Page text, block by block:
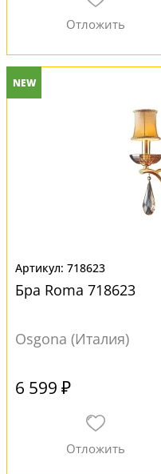
NEW
718623
Бра Roma 718623
Osgona (Италия)
6 599 ₽